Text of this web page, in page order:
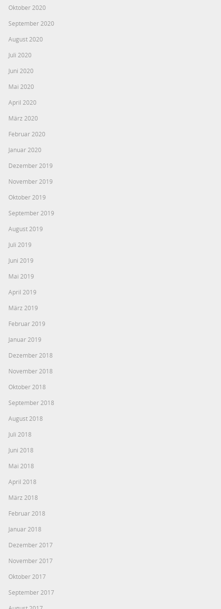
Oktober 2020
September 2020
August 2020
Juli 2020
Juni 2020
Mai 2020
April 2020
März 2020
Februar 2020
Januar 2020
Dezember 2019
November 2019
Oktober 2019
September 2019
August 2019
Juli 2019
Juni 2019
Mai 2019
April 2019
März 2019
Februar 2019
Januar 2019
Dezember 2018
November 2018
Oktober 2018
September 2018
August 2018
Juli 2018
Juni 2018
Mai 2018
April 2018
März 2018
Februar 2018
Januar 2018
Dezember 2017
November 2017
Oktober 2017
September 2017